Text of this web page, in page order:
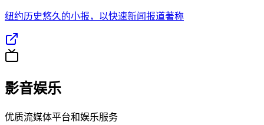
纽约历史悠久的小报，以快速新闻报道著称
影音娱乐
优质流媒体平台和娱乐服务